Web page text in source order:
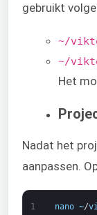
gebruikt
~/
~/
Het
Nadat het
aanpassen.
1 nano ~/